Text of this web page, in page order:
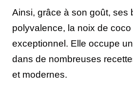
Ainsi, grâce à son goût, ses
polyvalence, la noix de
exceptionnel. Elle occupe
dans de nombreuses
et modernes.